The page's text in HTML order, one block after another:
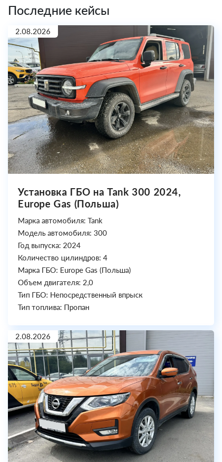
Последние кейсы
2.08.2026
Установка ГБО на Tank 300 2024,
Europe Gas (Польша)
Марка автомобиля: Tank
Модель автомобиля: 300
Год выпуска: 2024
Количество цилиндров: 4
Марка ГБО: Europe Gas (Польша)
Объем двигателя: 2,0
Тип ГБО: Непосредственный впрыск
Тип топлива: Пропан
2.08.2026